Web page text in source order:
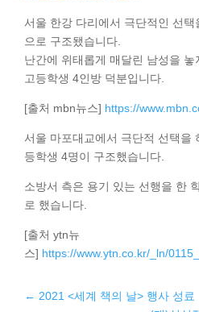
서울 한강 다리에서 극단적인 선
으로 구조됐습니다.
난간에 위태롭게 매달린 남성을
고등학생 4인방 덕분입니다.
[출처 mbn뉴스] https://
서울 마포대교에서 극단적 선택을
등학생 4명이 구조했습니다.
소방서 측은 용기 있는 선행을 한
로 했습니다.
[출처 ytn뉴
스] https://www.ytn.co.kr/_ln/
← 2021 <세계 책의 날> 행사 성료